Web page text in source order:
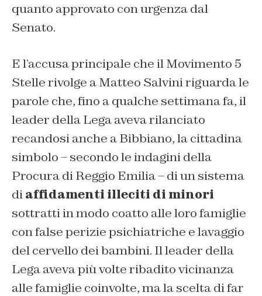
quanto approvato con urgenza dal
Senato.
E l’accusa principale che il Movimento 5
Stelle rivolge a Matteo Salvini riguarda le
parole che, fino a qualche settimana fa, il
leader della Lega aveva rilanciato
recandosi anche a Bibbiano, la cittadina
simbolo – secondo le indagini della
Procura di Reggio Emilia – di un sistema
diaffidamenti illeciti di minori
sottratti in modo coatto alle loro famiglie
con false perizie psichiatriche e lavaggio
del cervello dei bambini. Il leader della
Lega aveva più volte ribadito vicinanza
alle famiglie coinvolte, ma la scelta di far